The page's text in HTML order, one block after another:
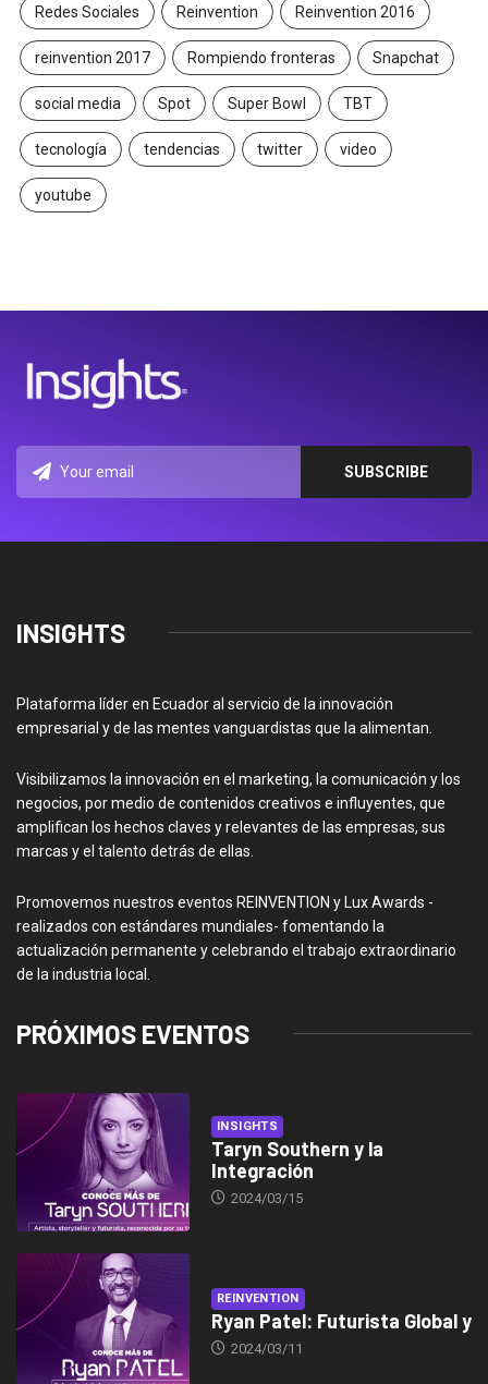
Redes Sociales Reinvention Reinvention 2016
reinvention 2017 Rompiendo fronteras Snapchat
social media Spot Super Bowl TBT
tecnología tendencias twitter video
youtube
INSIGHTS
Plataforma líder en Ecuador al servicio de la innovación
empresarial y de las mentes vanguardistas que la alimentan.
Visibilizamos la innovación en el marketing, la comunicación y los
negocios, por medio de contenidos creativos e influyentes, que
amplifican los hechos claves y relevantes de las empresas, sus
marcas y el talento detrás de ellas.
Promovemos nuestros eventos REINVENTION y Lux Awards -
realizados con estándares mundiales- fomentando la
actualización permanente y celebrando el trabajo extraordinario
de la industria local.
PRÓXIMOS EVENTOS
INSIGHTS
Taryn Southern y la
Integración
2024/03/15
REINVENTION
Ryan Patel: Futurista Global y
2024/03/11